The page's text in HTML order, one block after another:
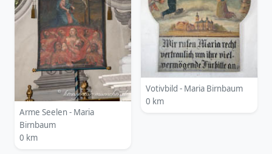
Arme Seelen - Maria
Birnbaum
0 km
Votivbild - Maria Birnbaum
0 km